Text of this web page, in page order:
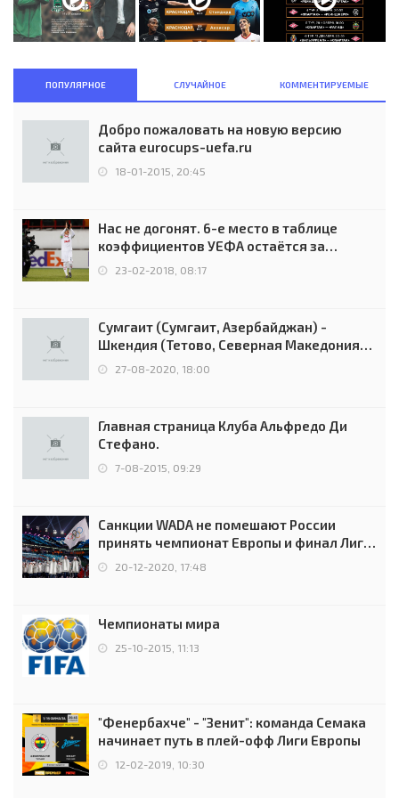
ПОПУЛЯРНОЕ СЛУЧАЙНОЕ КОММЕНТИРУЕМЫЕ
Добро пожаловать на новую версию
сайта eurocups-uefa.ru
18-01-2015, 20:45
Нас не догонят. 6-е место в таблице
коэффициентов УЕФА остаётся за
Россией
23-02-2018, 08:17
Сумгаит (Сумгаит, Азербайджан) -
Шкендия (Тетово, Северная Македония) -
0:2 (0:0)
27-08-2020, 18:00
Главная страница Клуба Альфредо Ди
Стефано.
7-08-2015, 09:29
Санкции WADA не помешают России
принять чемпионат Европы и финал Лиги
чемпионов.
20-12-2020, 17:48
Чемпионаты мира
25-10-2015, 11:13
"Фенербахче" - "Зенит": команда Семака
начинает путь в плей-офф Лиги Европы
12-02-2019, 10:30